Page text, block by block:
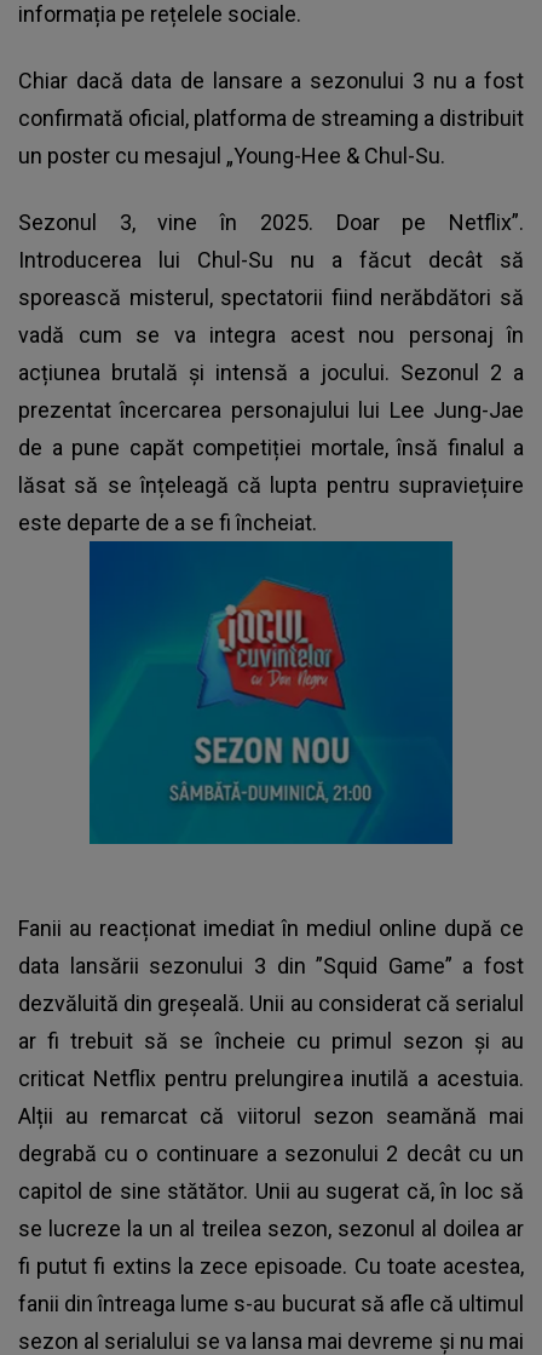
informația pe rețelele sociale.
Chiar dacă data de lansare a sezonului 3 nu a fost
confirmată oficial, platforma de streaming a distribuit
un poster cu mesajul „Young-Hee & Chul-Su.
Sezonul 3, vine în 2025. Doar pe Netflix”.
Introducerea lui Chul-Su nu a făcut decât să
sporească misterul, spectatorii fiind nerăbdători să
vadă cum se va integra acest nou personaj în
acțiunea brutală și intensă a jocului. Sezonul 2 a
prezentat încercarea personajului lui Lee Jung-Jae
de a pune capăt competiției mortale, însă finalul a
lăsat să se înțeleagă că lupta pentru supraviețuire
este departe de a se fi încheiat.
Fanii au reacționat imediat în mediul online după ce
data lansării sezonului 3 din ”Squid Game” a fost
dezvăluită din greșeală. Unii au considerat că serialul
ar fi trebuit să se încheie cu primul sezon și au
criticat Netflix pentru prelungirea inutilă a acestuia.
Alții au remarcat că viitorul sezon seamănă mai
degrabă cu o continuare a sezonului 2 decât cu un
capitol de sine stătător. Unii au sugerat că, în loc să
se lucreze la un al treilea sezon, sezonul al doilea ar
fi putut fi extins la zece episoade. Cu toate acestea,
fanii din întreaga lume s-au bucurat să afle că ultimul
sezon al serialului se va lansa mai devreme și nu mai